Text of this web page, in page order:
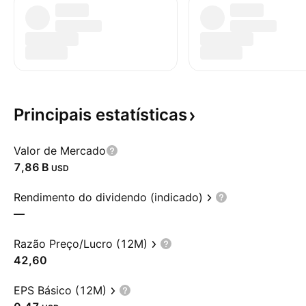
Principais estatísticas
Valor de Mercado
‪7,86 B‬ USD
Rendimento do dividendo (indicado)
—
Razão Preço/Lucro (12M)
42,60
EPS Básico (12M)